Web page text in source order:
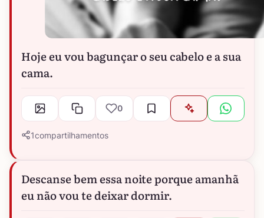
Hoje eu vou bagunçar o seu cabelo e a sua
cama.
0
1compartilhamentos
Descanse bem essa noite porque amanhã
eu não vou te deixar dormir.